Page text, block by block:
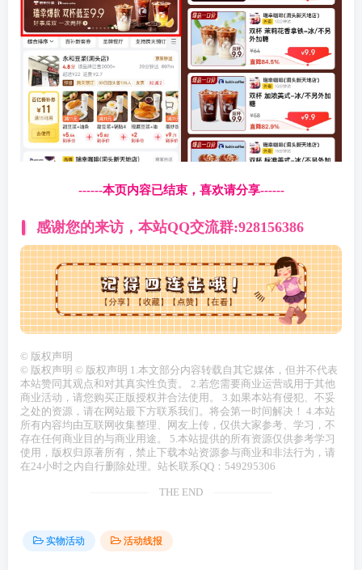
------本页内容已结束，喜欢请分享------
感谢您的来访，本站QQ交流群:928156386
© 版权声明
© 版权声明 © 版权声明 1.本文部分内容转载自其它媒体，但并不代表
本站赞同其观点和对其真实性负责。 2.若您需要商业运营或用于其他
商业活动，请您购买正版授权并合法使用。 3.如果本站有侵犯、不妥
之处的资源，请在网站最下方联系我们。将会第一时间解决！ 4.本站
所有内容均由互联网收集整理、网友上传，仅供大家参考、学习，不
存在任何商业目的与商业用途。 5.本站提供的所有资源仅供参考学习
使用，版权归原著所有，禁止下载本站资源参与商业和非法行为，请
在24小时之内自行删除处理。站长联系QQ：549295306
THE END
实物活动 活动线报